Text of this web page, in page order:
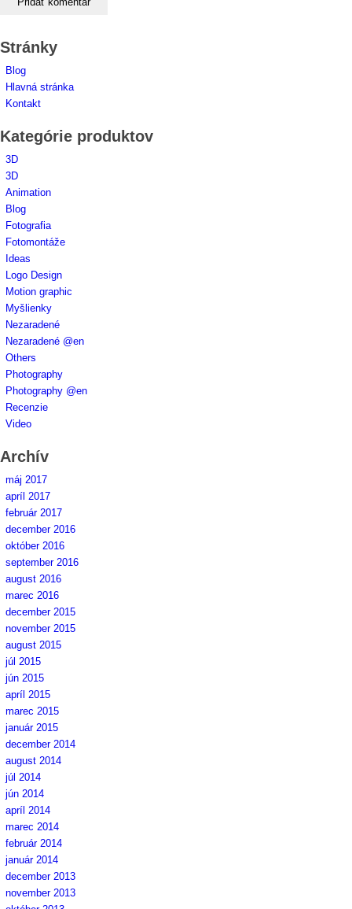
Stránky
Blog
Hlavná stránka
Kontakt
Kategórie produktov
3D
3D
Animation
Blog
Fotografia
Fotomontáže
Ideas
Logo Design
Motion graphic
Myšlienky
Nezaradené
Nezaradené @en
Others
Photography
Photography @en
Recenzie
Video
Archív
máj 2017
apríl 2017
február 2017
december 2016
október 2016
september 2016
august 2016
marec 2016
december 2015
november 2015
august 2015
júl 2015
jún 2015
apríl 2015
marec 2015
január 2015
december 2014
august 2014
júl 2014
jún 2014
apríl 2014
marec 2014
február 2014
január 2014
december 2013
november 2013